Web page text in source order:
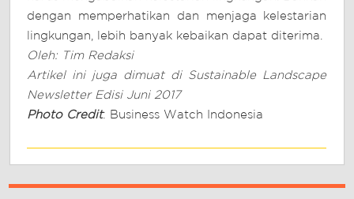
dengan memperhatikan dan menjaga kelestarian
lingkungan, lebih banyak kebaikan dapat diterima.
Oleh: Tim Redaksi
Artikel ini juga dimuat di Sustainable Landscape
Newsletter Edisi Juni 2017
Photo Credit: Business Watch Indonesia